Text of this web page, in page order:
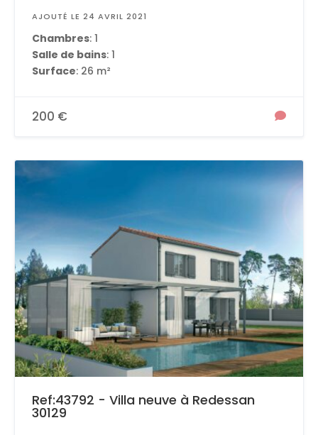
AJOUTÉ LE 24 AVRIL 2021
Chambres: 1
Salle de bains: 1
Surface: 26 m²
200 €
Ref:43792 - Villa neuve à Redessan
30129